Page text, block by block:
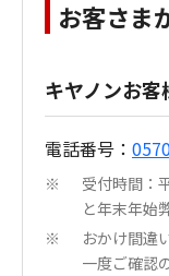
お客さま
キヤノンお
電話番号：
※
受付時間：
と年末年始
※
おかけ間違
一度ご確認